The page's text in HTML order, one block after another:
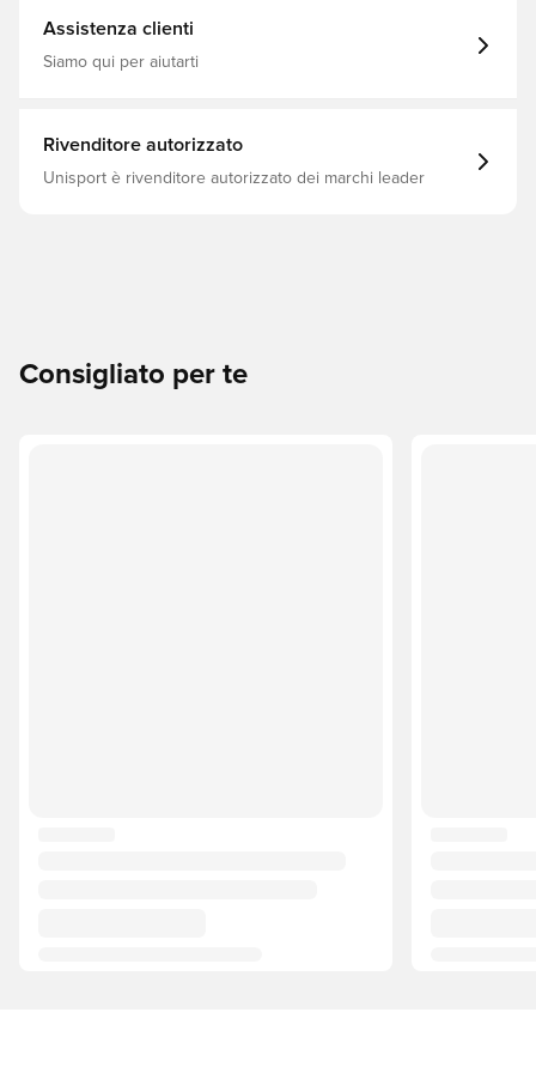
Assistenza clienti
Siamo qui per aiutarti
Rivenditore autorizzato
Unisport è rivenditore autorizzato dei marchi leader
Consigliato per te